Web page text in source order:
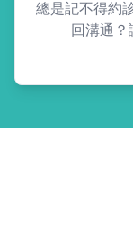
總是記不得約
回溝通？